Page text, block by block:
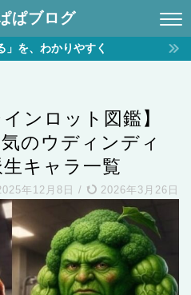
ぱブログ
」を、わかりやすく
ンロット図鑑】
のウディンディ
キャラ一覧
年12月8日 / 2026年3月26日